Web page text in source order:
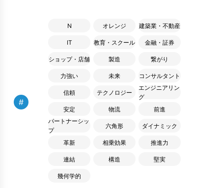
#
N オレンジ 建築業・不動産
IT 教育・スクール 金融・証券
ショップ・店舗 製造 繋がり
力強い 未来 コンサルタント
信頼 テクノロジー
エンジニアリン
グ
安定
物流
前進
パートナーシッ
プ
六角形 ダイナミック
革新 相乗効果 推進力
連結 構造 堅実
幾何学的